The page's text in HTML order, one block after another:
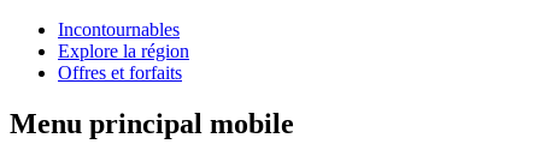
Incontournables
Explore la région
Offres et forfaits
Menu principal mobile